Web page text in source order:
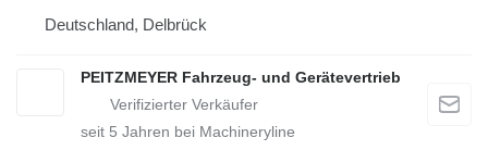
Deutschland, Delbrück
PEITZMEYER Fahrzeug- und Gerätevertrieb
seit 5 Jahren bei Machineryline